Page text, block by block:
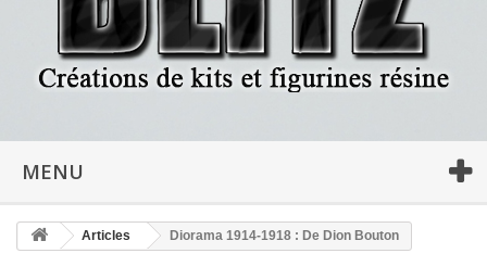
MENU
Articles Diorama 1914-1918 : De Dion Bouton